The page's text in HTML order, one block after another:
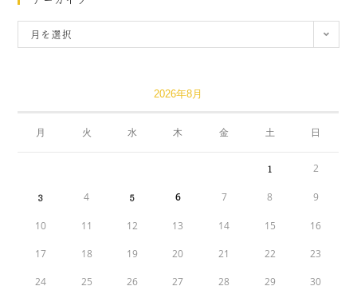
月を選択
2026年8月
月 火 水 木 金 土 日
1 2
3 4 5 6 7 8 9
10 11 12 13 14 15 16
17 18 19 20 21 22 23
24 25 26 27 28 29 30